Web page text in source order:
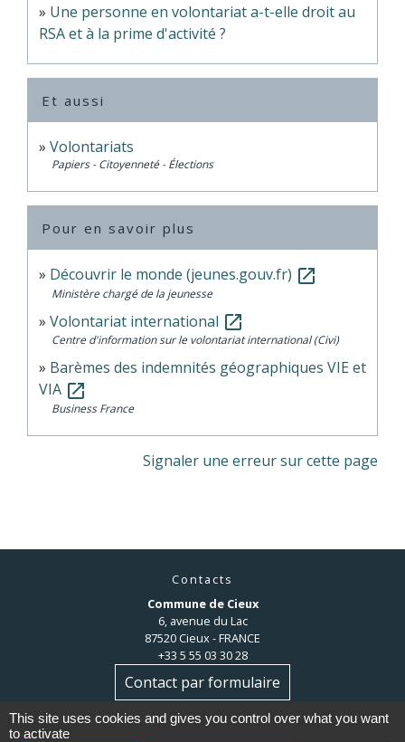
Une personne en volontariat a-t-elle droit au
RSA et à la prime d'activité ?
Et aussi
Volontariats
Papiers - Citoyenneté - Élections
Pour en savoir plus
Découvrir le monde (jeunes.gouv.fr) open_in_new
Ministère chargé de la jeunesse
Volontariat international open_in_new
Centre d'information sur le volontariat international (Civi)
Barèmes des indemnités géographiques VIE et
VIA open_in_new
Business France
Signaler une erreur sur cette page
Contacts
Commune de Cieux
6, avenue du Lac
87520 Cieux - FRANCE
+33 5 55 03 30 28
Contact par formulaire
This site uses cookies and gives you control over what you want
to activate